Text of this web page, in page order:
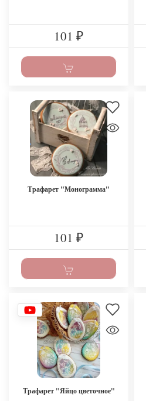
101 ₽
Трафарет "Монограмма"
101 ₽
Трафарет "Яйцо цветочное"